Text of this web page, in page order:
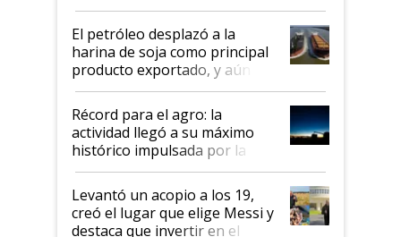
El petróleo desplazó a la
harina de soja como principal
producto exportado, y aún así
el agro aportó casi seis de cada
diez dólares y sostuvo el
liderazgo en un semestre
récord
Récord para el agro: la
actividad llegó a su máximo
histórico impulsada por la
cosecha y las exportaciones
Levantó un acopio a los 19,
creó el lugar que elige Messi y
destaca que invertir en el